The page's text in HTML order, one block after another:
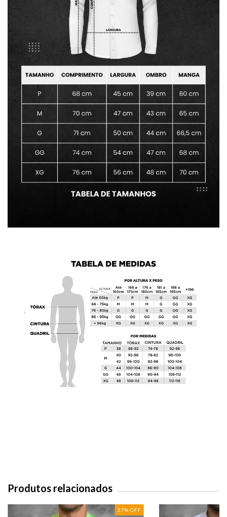
Produtos relacionados
27%OFF